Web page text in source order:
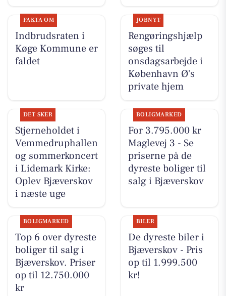
FAKTA OM
Indbrudsraten i
Køge Kommune er
faldet
JOBNYT
Rengøringshjælp
søges til
onsdagsarbejde i
København Ø's
private hjem
DET SKER
Stjerneholdet i
Vemmedruphallen
og sommerkoncert
i Lidemark Kirke:
Oplev Bjæverskov
i næste uge
BOLIGMARKED
For 3.795.000 kr
Maglevej 3 - Se
priserne på de
dyreste boliger til
salg i Bjæverskov
BOLIGMARKED
Top 6 over dyreste
boliger til salg i
Bjæverskov. Priser
op til 12.750.000
kr
BILER
De dyreste biler i
Bjæverskov - Pris
op til 1.999.500
kr!